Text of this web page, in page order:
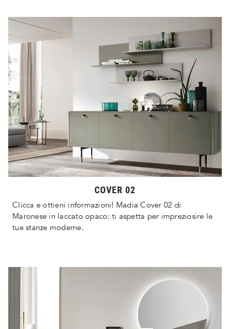
COVER 02
Clicca e ottieni informazioni! Madia Cover 02 di
Maronese in laccato opaco: ti aspetta per impreziosire le
tue stanze moderne.